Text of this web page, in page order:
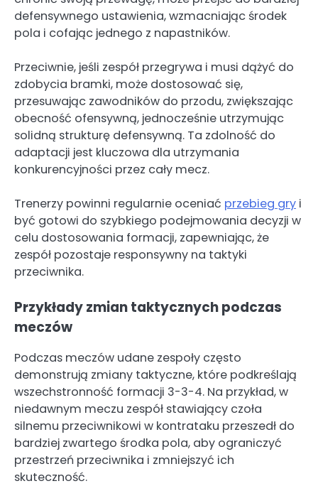
defensywnego ustawienia, wzmacniając środek
pola i cofając jednego z napastników.
Przeciwnie, jeśli zespół przegrywa i musi dążyć do
zdobycia bramki, może dostosować się,
przesuwając zawodników do przodu, zwiększając
obecność ofensywną, jednocześnie utrzymując
solidną strukturę defensywną. Ta zdolność do
adaptacji jest kluczowa dla utrzymania
konkurencyjności przez cały mecz.
Trenerzy powinni regularnie oceniać przebieg gry i
być gotowi do szybkiego podejmowania decyzji w
celu dostosowania formacji, zapewniając, że
zespół pozostaje responsywny na taktyki
przeciwnika.
Przykłady zmian taktycznych podczas
meczów
Podczas meczów udane zespoły często
demonstrują zmiany taktyczne, które podkreślają
wszechstronność formacji 3-3-4. Na przykład, w
niedawnym meczu zespół stawiający czoła
silnemu przeciwnikowi w kontrataku przeszedł do
bardziej zwartego środka pola, aby ograniczyć
przestrzeń przeciwnika i zmniejszyć ich
skuteczność.